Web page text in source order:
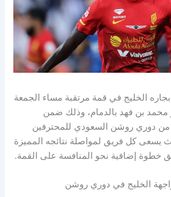
الخليج في قمة مرتقبة مساء الجمعة
محمد بن فهد بالدمام، وذلك ضمن
من دوري روشن السعودي للمحترفين
يسعى كل فريق لمواصلة نتائجه المميزة
خطوة إضافية نحو المنافسة على القمة.
الخليج في دوري روشن